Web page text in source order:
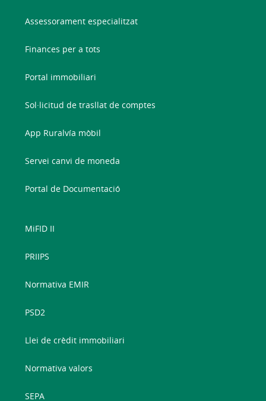
Assessorament especialitzat
Finances per a tots
Portal immobiliari
Sol·licitud de trasllat de comptes
App Ruralvía mòbil
Servei canvi de moneda
Portal de Documentació
MiFID II
PRIIPS
Normativa EMIR
PSD2
Llei de crèdit immobiliari
Normativa valors
SEPA